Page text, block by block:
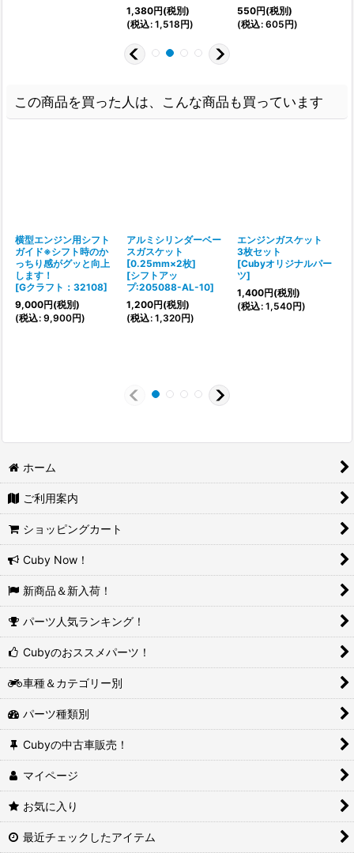
1,380円(税別)
(税込: 1,518円)
550円(税別)
(税込: 605円)
この商品を買った人は、こんな商品も買っています
横型エンジン用シフト
ガイド※シフト時のか
っちり感がグッと向上
します！
[Gクラフト：32108]
9,000円(税別)
(税込: 9,900円)
アルミシリンダーベー
スガスケット
[0.25mm×2枚]
[シフトアッ
プ:205088-AL-10]
1,200円(税別)
(税込: 1,320円)
エンジンガスケット
3枚セット
[Cubyオリジナルパー
ツ]
1,400円(税別)
(税込: 1,540円)
ホーム
ご利用案内
ショッピングカート
Cuby Now！
新商品＆新入荷！
パーツ人気ランキング！
Cubyのおススメパーツ！
車種＆カテゴリー別
パーツ種類別
Cubyの中古車販売！
マイページ
お気に入り
最近チェックしたアイテム